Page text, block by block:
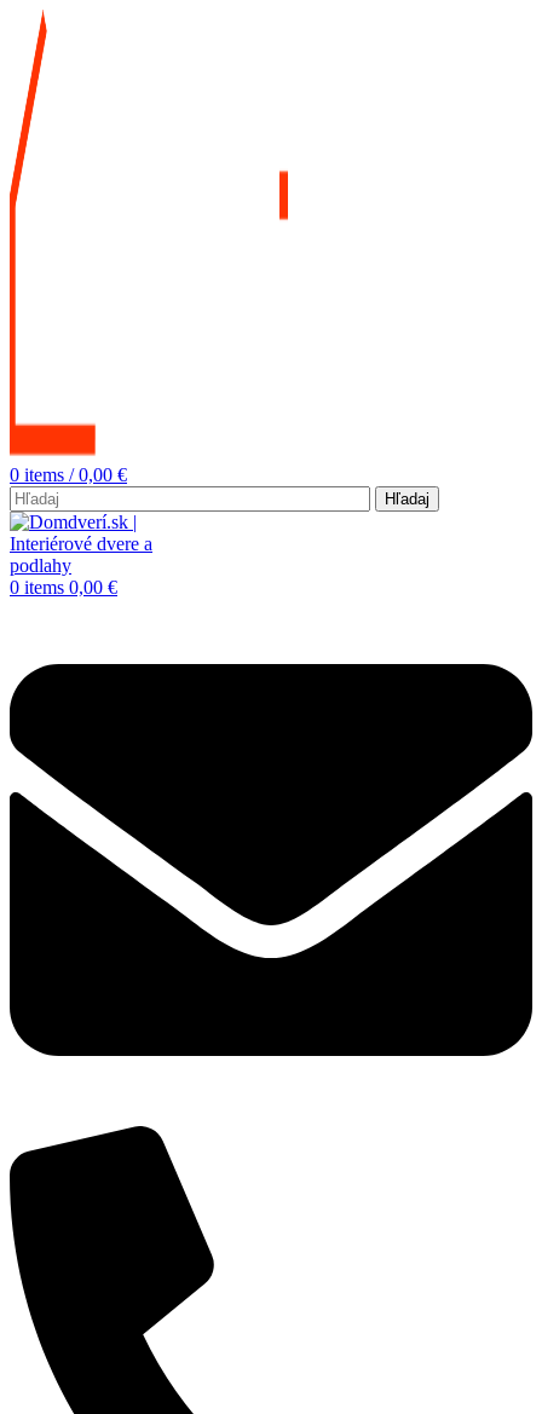
0 items / 0,00 €
Hľadaj
0 items 0,00 €